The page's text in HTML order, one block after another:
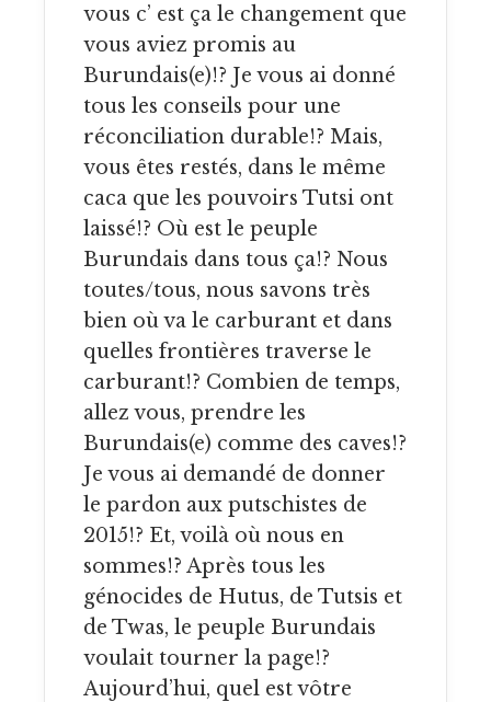
vous c’ est ça le changement que
vous aviez promis au
Burundais(e)!? Je vous ai donné
tous les conseils pour une
réconciliation durable!? Mais,
vous êtes restés, dans le même
caca que les pouvoirs Tutsi ont
laissé!? Où est le peuple
Burundais dans tous ça!? Nous
toutes/tous, nous savons très
bien où va le carburant et dans
quelles frontières traverse le
carburant!? Combien de temps,
allez vous, prendre les
Burundais(e) comme des caves!?
Je vous ai demandé de donner
le pardon aux putschistes de
2015!? Et, voilà où nous en
sommes!? Après tous les
génocides de Hutus, de Tutsis et
de Twas, le peuple Burundais
voulait tourner la page!?
Aujourd’hui, quel est vôtre